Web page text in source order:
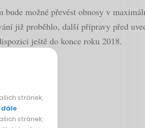
možné převést obnosy v
již proběhlo, další přípravy před
ještě do konce roku 2018.
stránek,
stránek,